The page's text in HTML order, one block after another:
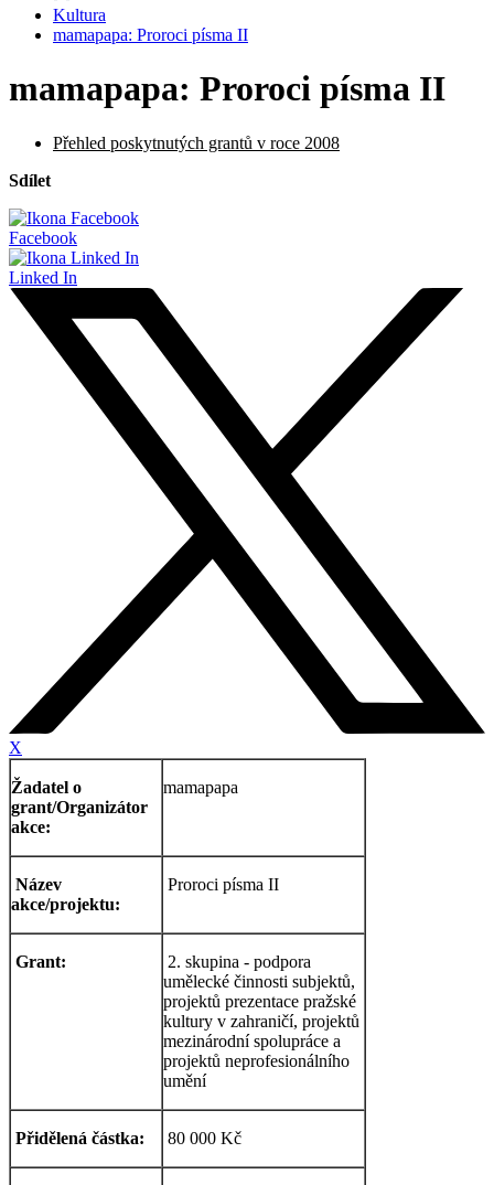
Kultura
mamapapa: Proroci písma II
mamapapa: Proroci písma II
Přehled poskytnutých grantů v roce 2008
Sdílet
Facebook
Linked In
X
Žadatel o
grant/Organizátor
akce:
mamapapa
Název
akce/projektu:
Proroci písma II
Grant:
2. skupina - podpora
umělecké činnosti subjektů,
projektů prezentace pražské
kultury v zahraničí, projektů
mezinárodní spolupráce a
projektů neprofesionálního
umění
Přidělená částka: 80 000 Kč